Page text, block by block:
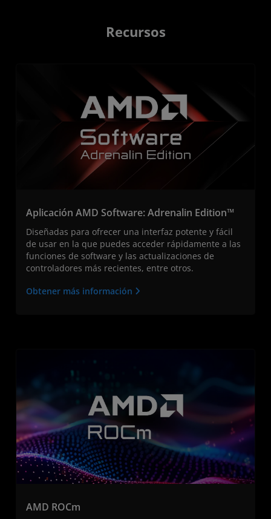
Recursos
Aplicación AMD Software: Adrenalin Edition™
Diseñadas para ofrecer una interfaz potente y fácil
de usar en la que puedes acceder rápidamente a las
funciones de software y las actualizaciones de
controladores más recientes, entre otros.
Obtener más información
AMD ROCm